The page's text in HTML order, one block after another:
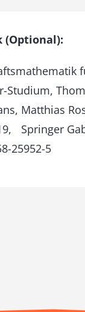
Studium,
Matthias
Springer
25952-5